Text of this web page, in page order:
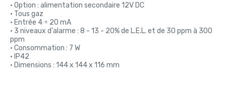
• Option : alimentation secondaire 12V DC
• Tous gaz
• Entrée 4 ÷ 20 mA
• 3 niveaux d'alarme : 8 - 13 - 20% de L.E.L. et de 30 ppm à 300
ppm
• Consommation : 7 W
• IP42
• Dimensions : 144 x 144 x 116 mm